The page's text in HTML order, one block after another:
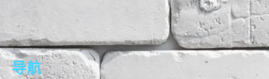
导航